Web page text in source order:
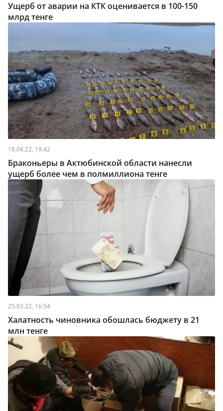
Ущерб от аварии на КТК оценивается в 100-150
млрд тенге
18.04.22, 19:42
Браконьеры в Актюбинской области нанесли
ущерб более чем в полмиллиона тенге
25.03.22, 16:54
Халатность чиновника обошлась бюджету в 21
млн тенге